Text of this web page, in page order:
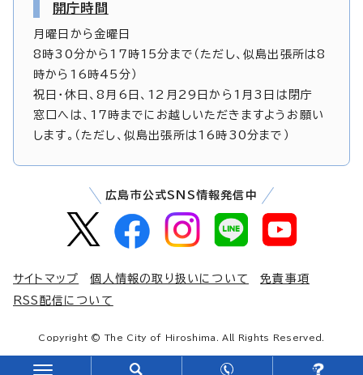
開庁時間
月曜日から金曜日
8時30分から17時15分まで（ただし、似島出張所は8
時から16時45分）
祝日・休日、8月6日、12月29日から1月3日は閉庁
窓口へは、17時までにお越しいただきますようお願い
します。（ただし、似島出張所は16時30分まで）
広島市公式SNS情報発信中
サイトマップ 個人情報の取り扱いについて
免責事項
RSS配信について
Copyright © The City of Hiroshima. All Rights Reserved.